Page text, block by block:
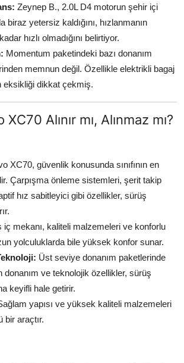
Zeynep B., 2.0L D4 motorun şehir içi
biraz yetersiz kaldığını, hızlanmanın
hızlı olmadığını belirtiyor.
Momentum paketindeki bazı donanım
memnun değil. Özellikle elektrikli bagaj
eksikliği dikkat çekmiş.
Alınır mı, Alınmaz mı?
XC70, güvenlik konusunda sınıfının en
Çarpışma önleme sistemleri, şerit takip
hız sabitleyici gibi özellikler, sürüş
iç mekanı, kaliteli malzemeleri ve konforlu
yolculuklarda bile yüksek konfor sunar.
Üst seviye donanım paketlerinde
donanım ve teknolojik özellikler, sürüş
keyifli hale getirir.
yapısı ve yüksek kaliteli malzemeleri
bir araçtır.